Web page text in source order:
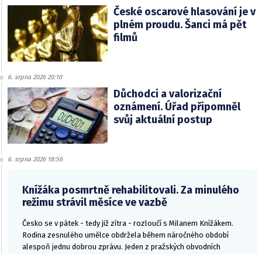
České oscarové hlasování je v
plném proudu. Šanci má pět
filmů
6. srpna 2026 20:10
Důchodci a valorizační
oznámení. Úřad připomněl
svůj aktuální postup
6. srpna 2026 18:56
Knížáka posmrtně rehabilitovali. Za minulého
režimu strávil měsíce ve vazbě
Česko se v pátek - tedy již zítra - rozloučí s Milanem Knížákem.
Rodina zesnulého umělce obdržela během náročného období
alespoň jednu dobrou zprávu. Jeden z pražských obvodních